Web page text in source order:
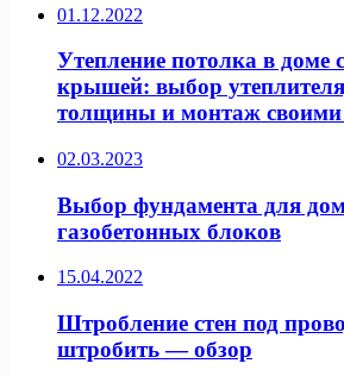
01.12.2022
Утепление потолка в доме
крышей: выбор
толщины и монтаж
02.03.2023
Выбор фундамента для
газобетонных блоков
15.04.2022
Штробление стен под
штробить — обзор